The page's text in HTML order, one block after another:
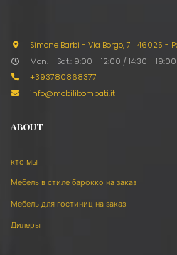
Simone Barbi - Via Borgo, 7 |46025 -
Mon. - Sat.: 9:00 - 12:00 / 14:30 - 19:00
+393780868377
info@mobilibombati.it
ABOUT
кто мы
Мебель в стиле барокко на заказ
Мебель для гостиниц на заказ
Дилеры